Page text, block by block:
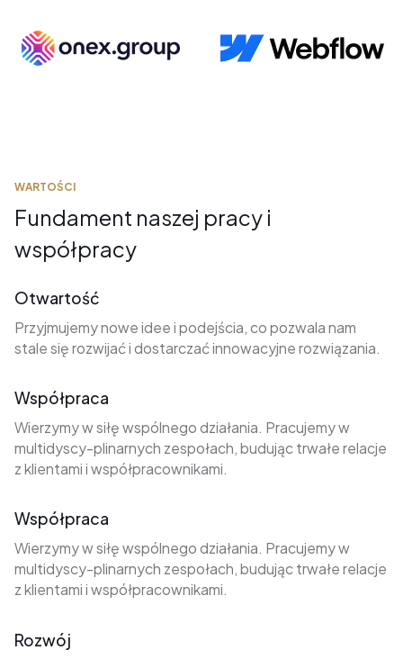
WARTOŚCI
Fundament naszej pracy i
współpracy
Otwartość
Przyjmujemy nowe idee i podejścia, co pozwala nam
stale się rozwijać i dostarczać innowacyjne rozwiązania.
Współpraca
Wierzymy w siłę wspólnego działania. Pracujemy w
multidyscy-plinarnych zespołach, budując trwałe relacje
z klientami i współpracownikami.
Współpraca
Wierzymy w siłę wspólnego działania. Pracujemy w
multidyscy-plinarnych zespołach, budując trwałe relacje
z klientami i współpracownikami.
Rozwój